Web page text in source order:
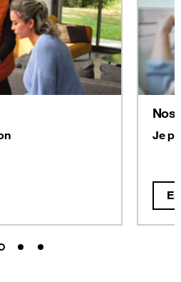
Nos
Je